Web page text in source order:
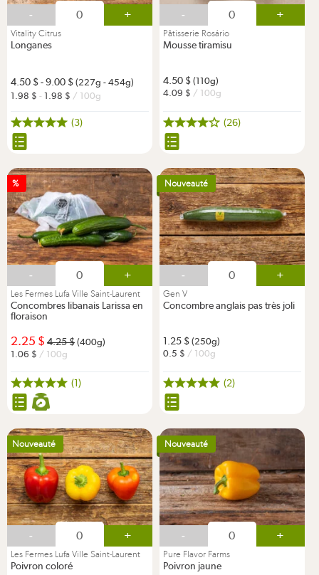
- +
Vitality Citrus
Longanes
4.50 -9.00
(227g - 454g)
1.98
- 1.98 / 100g
(3)
- +
Pâtisserie Rosário
Mousse tiramisu
4.50
(110g)
4.09
/ 100g
(26)
%
- +
Les Fermes Lufa Ville Saint-Laurent
Concombres libanais Larissa en
floraison
2.25 4.25
(400g)
1.06
/ 100g
(1)
Nouveauté
- +
Gen V
Concombre anglais pas très joli
1.25
(250g)
0.5
/ 100g
(2)
Nouveauté
- +
Les Fermes Lufa Ville Saint-Laurent
Poivron coloré
Nouveauté
- +
Pure Flavor Farms
Poivron jaune